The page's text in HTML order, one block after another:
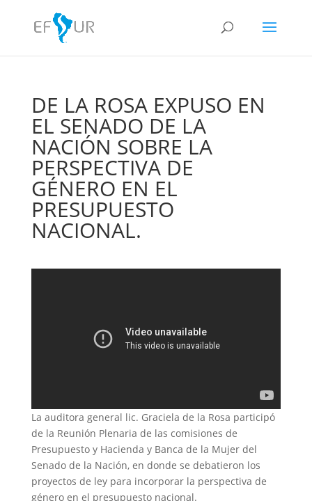
DE LA ROSA EXPUSO EN
EL SENADO DE LA
NACIÓN SOBRE LA
PERSPECTIVA DE
GÉNERO EN EL
PRESUPUESTO
NACIONAL.
La auditora general lic. Graciela de la Rosa participó
de la Reunión Plenaria de las comisiones de
Presupuesto y Hacienda y Banca de la Mujer del
Senado de la Nación, en donde se debatieron los
proyectos de ley para incorporar la perspectiva de
género en el presupuesto nacional.